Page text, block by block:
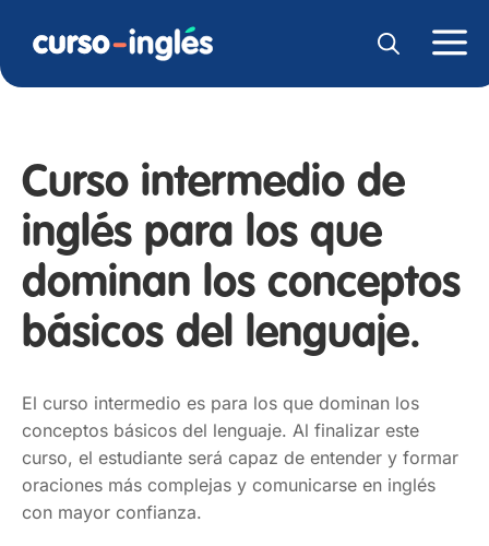
Curso intermedio de
inglés para los que
dominan los conceptos
básicos del lenguaje.
El curso intermedio es para los que dominan los
conceptos básicos del lenguaje. Al finalizar este
curso, el estudiante será capaz de entender y formar
oraciones más complejas y comunicarse en inglés
con mayor confianza.